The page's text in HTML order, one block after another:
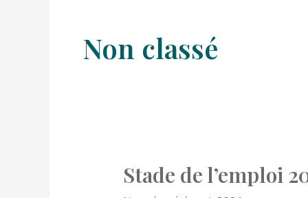
Non classé
Stade de l’emploi
Stade